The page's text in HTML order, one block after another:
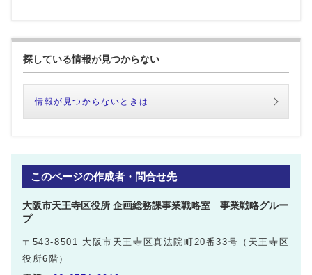
探している情報が見つからない
情報が見つからないときは
このページの作成者・問合せ先
大阪市天王寺区役所 企画総務課事業戦略室 事業戦略グルー
プ
〒543-8501 大阪市天王寺区真法院町20番33号（天王寺区
役所6階）